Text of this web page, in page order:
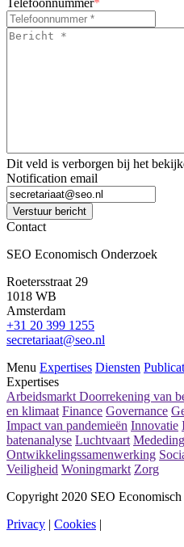
Telefoonnummer*
Bericht
Dit veld is verborgen bij het
Notification email
Verstuur bericht
Contact
SEO Economisch Onderzoek
Roetersstraat 29
1018 WB
Amsterdam
+31 20 399 1255
secretariaat@seo.nl
Menu Expertises Diensten
Expertises
Arbeidsmarkt Doorrekening van
en klimaat Finance Governance
Impact van pandemieën Innovatie
batenanalyse Luchtvaart
Ontwikkelingssamenwerking
Veiligheid Woningmarkt Zorg
Copyright 2020 SEO Economisch
Privacy | Cookies |